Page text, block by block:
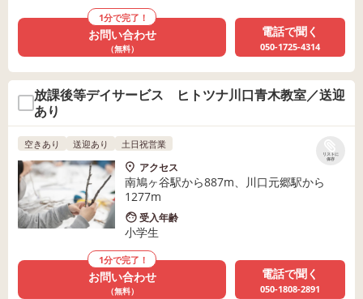
1分で完了！
お問い合わせ
（無料）
電話で聞く
050-1725-4314
放課後等デイサービス ヒトツナ川口青木教室／送迎
あり
リストに
保存
空きあり 送迎あり 土日祝営業
アクセス
南鳩ヶ谷駅から887m、川口元郷駅から
1277m
受入年齢
小学生
1分で完了！
お問い合わせ
（無料）
電話で聞く
050-1808-2891